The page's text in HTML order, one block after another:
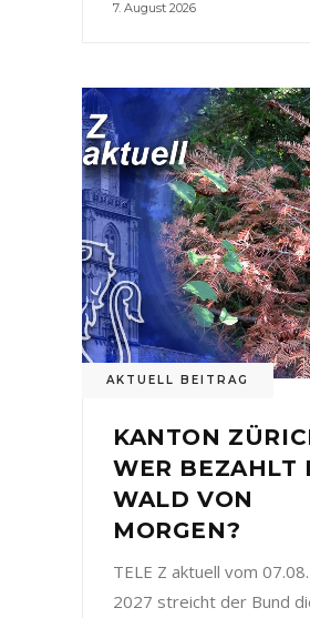
7. August 2026
AKTUELL BEITRAG
KANTON
WER BEZAHLT
WALD VON
MORGEN?
TELE Z aktuell vom
2027 streicht der Bund